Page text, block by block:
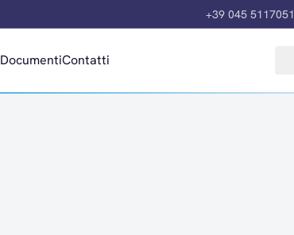
+39 045 5117051
DocumentiContatti